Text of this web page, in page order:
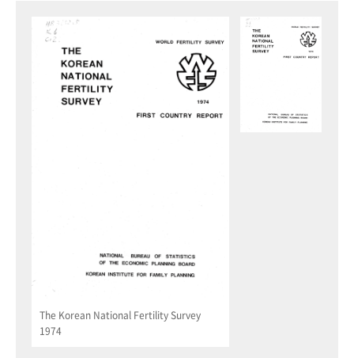
The Korean National Fertility Survey
1974